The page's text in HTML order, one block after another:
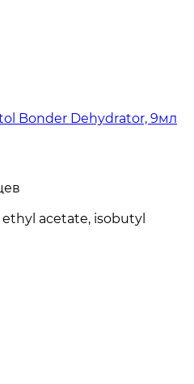
Bonder Dehydrator, 9мл
acetate, isobutyl